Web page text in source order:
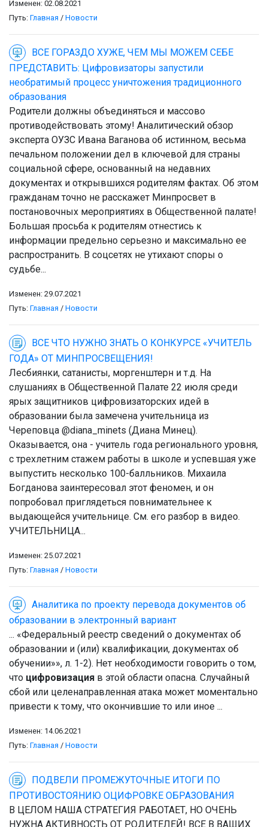
Изменен: 02.08.2021
Путь: Главная / Новости
ВСЕ ГОРАЗДО ХУЖЕ, ЧЕМ МЫ МОЖЕМ СЕБЕ
ПРЕДСТАВИТЬ: Цифровизаторы запустили
необратимый процесс уничтожения традиционного
образования
Родители должны объединяться и массово
противодействовать этому! Аналитический обзор
эксперта ОУЗС Ивана Ваганова об истинном, весьма
печальном положении дел в ключевой для страны
социальной сфере, основанный на недавних
документах и открывшихся родителям фактах. Об этом
гражданам точно не расскажет Минпросвет в
постановочных мероприятиях в Общественной палате!
Большая просьба к родителям отнестись к
информации предельно серьезно и максимально ее
распространить. В соцсетях не утихают споры о
судьбе...
Изменен: 29.07.2021
Путь: Главная / Новости
ВСЕ ЧТО НУЖНО ЗНАТЬ О КОНКУРСЕ «УЧИТЕЛЬ
ГОДА» ОТ МИНПРОСВЕЩЕНИЯ!
Лесбиянки, сатанисты, моргенштерн и т.д. На
слушаниях в Общественной Палате 22 июля среди
ярых защитников цифровизаторских идей в
образовании была замечена учительница из
Череповца @diana_minets (Диана Минец).
Оказывается, она - учитель года регионального уровня,
с трехлетним стажем работы в школе и успевшая уже
выпустить несколько 100-балльников. Михаила
Богданова заинтересовал этот феномен, и он
попробовал приглядеться повнимательнее к
выдающейся учительнице. См. его разбор в видео.
УЧИТЕЛЬНИЦА...
Изменен: 25.07.2021
Путь: Главная / Новости
Аналитика по проекту перевода документов об
образовании в электронный вариант
... «Федеральный реестр сведений о документах об
образовании и (или) квалификации, документах об
обучении»», л. 1-2). Нет необходимости говорить о том,
что цифровизация в этой области опасна. Случайный
сбой или целенаправленная атака может моментально
привести к тому, что окончившие то или иное ...
Изменен: 14.06.2021
Путь: Главная / Новости
ПОДВЕЛИ ПРОМЕЖУТОЧНЫЕ ИТОГИ ПО
ПРОТИВОСТОЯНИЮ ОЦИФРОВКЕ ОБРАЗОВАНИЯ
В ЦЕЛОМ НАША СТРАТЕГИЯ РАБОТАЕТ, НО ОЧЕНЬ
НУЖНА АКТИВНОСТЬ ОТ РОДИТЕЛЕЙ! ВСЕ В ВАШИХ